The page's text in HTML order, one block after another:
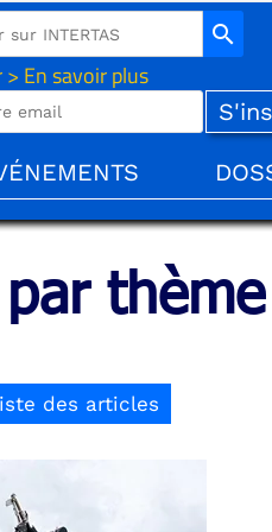
En savoir plus
search
thème
des articles